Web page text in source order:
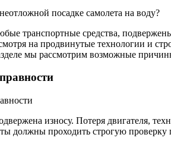
транспортные средства,
на продвинутые технологии и
мы рассмотрим возможные
износу. Потеря двигателя,
должны проходить строгую